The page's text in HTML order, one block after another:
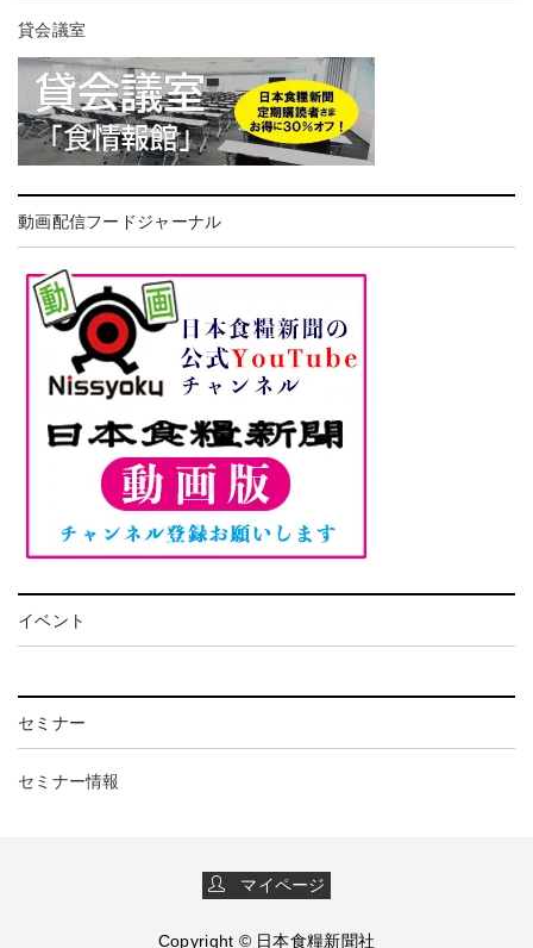
貸会議室
動画配信フードジャーナル
イベント
セミナー
セミナー情報
マイページ
Copyright © 日本食糧新聞社